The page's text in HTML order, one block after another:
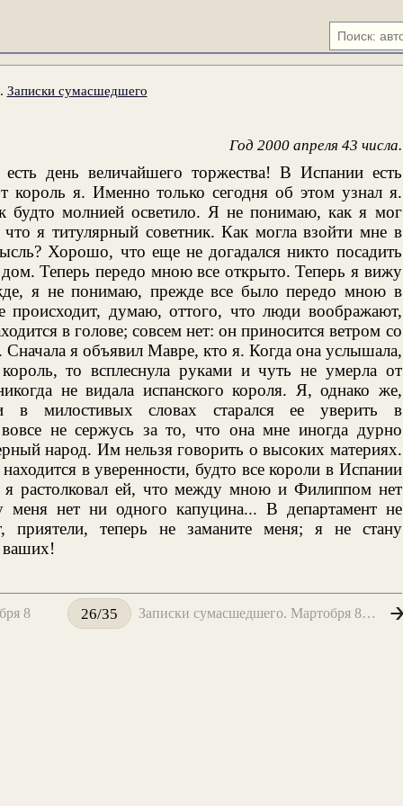
. Записки сумасшедшего
Год 2000 апреля 43 числа.
день величайшего торжества! В Испании есть
король я. Именно только сегодня об этом узнал я.
будто молнией осветило. Я не понимаю, как я мог
я титулярный советник. Как могла взойти мне в
Хорошо, что еще не догадался никто посадить
Теперь передо мною все открыто. Теперь я вижу
я не понимаю, прежде все было передо мною в
происходит, думаю, оттого, что люди воображают,
в голове; совсем нет: он приносится ветром со
я объявил Мавре, кто я. Когда она услышала,
то всплеснула руками и чуть не умерла от
не видала испанского короля. Я, однако же,
в милостивых словах старался ее уверить в
не сержусь за то, что она мне иногда дурно
народ. Им нельзя говорить о высоких материях.
в уверенности, будто все короли в Испании
растолковал ей, что между мною и Филиппом нет
меня нет ни одного капуцина... В департамент не
теперь не заманите меня; я не стану
ваших!
8 26/35 Записки сумасшедшего. Мартобря 86 числа